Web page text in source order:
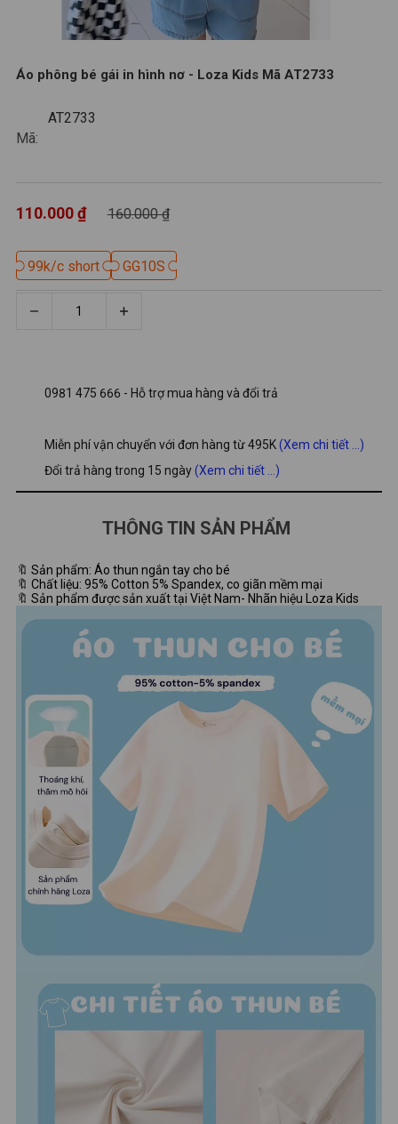
Áo phông bé gái in hình nơ - Loza Kids Mã AT2733
Mã:
160.000 ₫
110.000 ₫
0981 475 666 - Hỗ trợ mua hàng và đổi trả
Miễn phí vận chuyển với đơn hàng từ 495K(Xem chi tiết ...)
Đổi trả hàng trong 15 ngày(Xem chi tiết ...)
AT2733
99k/c short
99k/c short GG10S
GG10S
THÔNG TIN SẢN PHẨM
🔖 Sản phẩm: Áo thun ngắn tay cho bé
🔖 Chất liệu: 95% Cotton 5% Spandex, co giãn mềm mại
🔖 Sản phẩm được sản xuất tại Việt Nam- Nhãn hiệu Loza Kids